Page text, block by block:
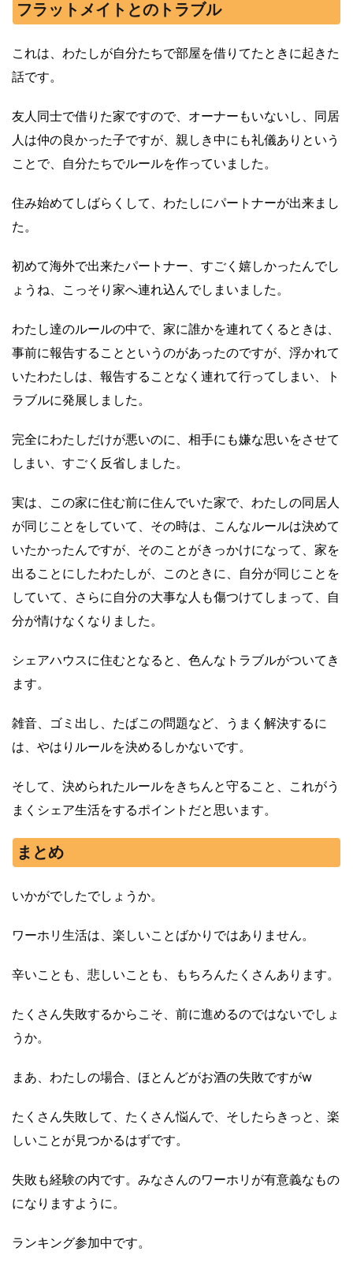
フラットメイトとのトラブル
これは、わたしが自分たちで部屋を借りてたときに起きた
話です。
友人同士で借りた家ですので、オーナーもいないし、同居
人は仲の良かった子ですが、親しき中にも礼儀ありという
ことで、自分たちでルールを作っていました。
住み始めてしばらくして、わたしにパートナーが出来まし
た。
初めて海外で出来たパートナー、すごく嬉しかったんでし
ょうね、こっそり家へ連れ込んでしまいました。
わたし達のルールの中で、家に誰かを連れてくるときは、
事前に報告することというのがあったのですが、浮かれて
いたわたしは、報告することなく連れて行ってしまい、ト
ラブルに発展しました。
完全にわたしだけが悪いのに、相手にも嫌な思いをさせて
しまい、すごく反省しました。
実は、この家に住む前に住んでいた家で、わたしの同居人
が同じことをしていて、その時は、こんなルールは決めて
いたかったんですが、そのことがきっかけになって、家を
出ることにしたわたしが、このときに、自分が同じことを
していて、さらに自分の大事な人も傷つけてしまって、自
分が情けなくなりました。
シェアハウスに住むとなると、色んなトラブルがついてき
ます。
雑音、ゴミ出し、たばこの問題など、うまく解決するに
は、やはりルールを決めるしかないです。
そして、決められたルールをきちんと守ること、これがう
まくシェア生活をするポイントだと思います。
まとめ
いかがでしたでしょうか。
ワーホリ生活は、楽しいことばかりではありません。
辛いことも、悲しいことも、もちろんたくさんあります。
たくさん失敗するからこそ、前に進めるのではないでしょ
うか。
まあ、わたしの場合、ほとんどがお酒の失敗ですがw
たくさん失敗して、たくさん悩んで、そしたらきっと、楽
しいことが見つかるはずです。
失敗も経験の内です。みなさんのワーホリが有意義なもの
になりますように。
ランキング参加中です。